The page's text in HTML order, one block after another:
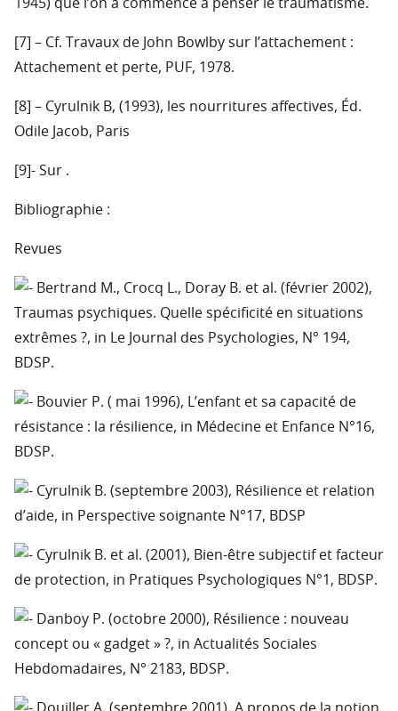
1945) que l’on a commencé à penser le traumatisme.
[7] – Cf. Travaux de John Bowlby sur l’attachement :
Attachement et perte, PUF, 1978.
[8] – Cyrulnik B, (1993), les nourritures affectives, Éd.
Odile Jacob, Paris
[9]- Sur .
Bibliographie :
Revues
Bertrand M., Crocq L., Doray B. et al. (février 2002),
Traumas psychiques. Quelle spécificité en situations
extrêmes ?, in Le Journal des Psychologies, N° 194,
BDSP.
Bouvier P. ( mai 1996), L’enfant et sa capacité de
résistance : la résilience, in Médecine et Enfance N°16,
BDSP.
Cyrulnik B. (septembre 2003), Résilience et relation
d’aide, in Perspective soignante N°17, BDSP
Cyrulnik B. et al. (2001), Bien-être subjectif et facteur
de protection, in Pratiques Psychologiques N°1, BDSP.
Danboy P. (octobre 2000), Résilience : nouveau
concept ou « gadget » ?, in Actualités Sociales
Hebdomadaires, N° 2183, BDSP.